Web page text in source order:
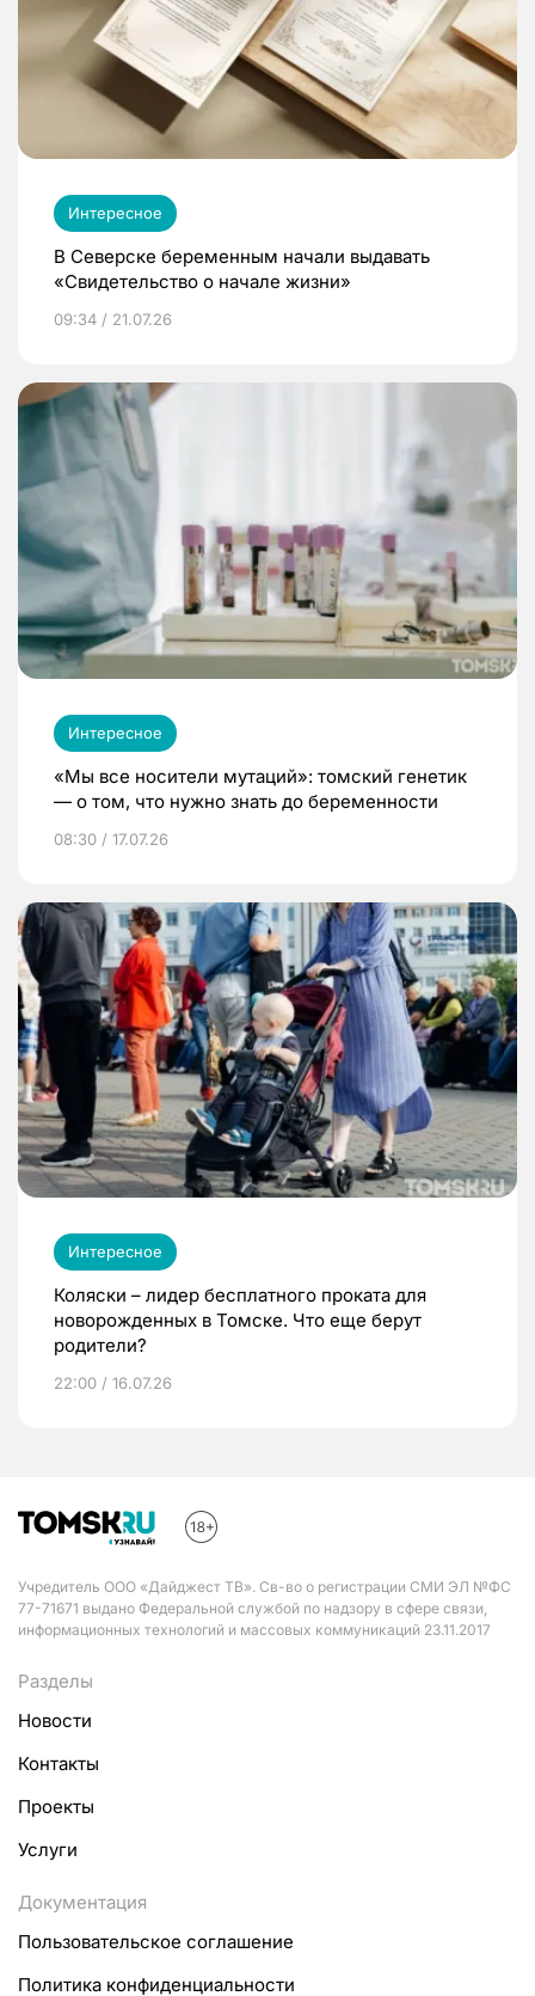
Интересное
В Северске беременным начали выдавать
«Свидетельство о начале жизни»
09:34 / 21.07.26
Интересное
«Мы все носители мутаций»: томский генетик
— о том, что нужно знать до беременности
08:30 / 17.07.26
Интересное
Коляски – лидер бесплатного проката для
новорожденных в Томске. Что еще берут
родители?
22:00 / 16.07.26
Учредитель ООО «Дайджест ТВ». Св-во о регистрации СМИ ЭЛ №ФС
77-71671 выдано Федеральной службой по надзору в сфере связи,
информационных технологий и массовых коммуникаций 23.11.2017
Разделы
Новости
Контакты
Проекты
Услуги
Документация
Пользовательское соглашение
Политика конфиденциальности